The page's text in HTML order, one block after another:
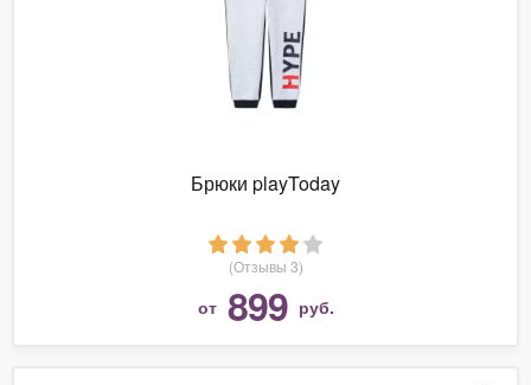
Брюки playToday
(Отзывы 3)
от 899 руб.